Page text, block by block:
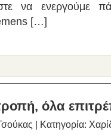
να ενεργούμε
[…]
όλα
| Κατηγορία: